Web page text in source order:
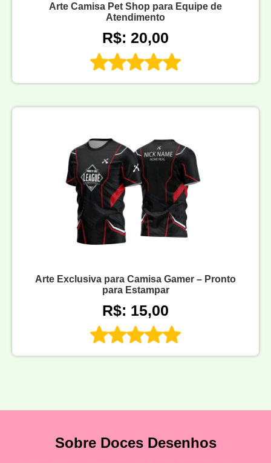
Arte Camisa Pet Shop para Equipe de
Atendimento
R$: 20,00
Arte Exclusiva para Camisa Gamer – Pronto
para Estampar
R$: 15,00
Sobre Doces Desenhos